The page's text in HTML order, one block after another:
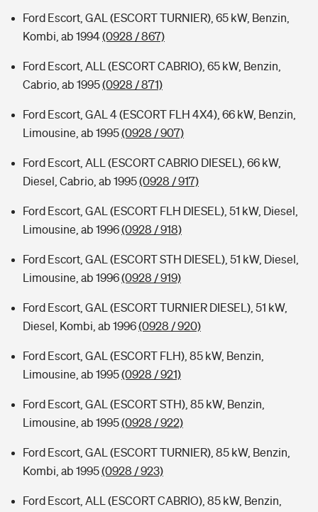
Ford Escort, GAL (ESCORT TURNIER), 65 kW, Benzin,
Kombi, ab 1994(0928 / 867)
Ford Escort, ALL (ESCORT CABRIO), 65 kW, Benzin,
Cabrio, ab 1995(0928 / 871)
Ford Escort, GAL 4 (ESCORT FLH 4X4), 66 kW, Benzin,
Limousine, ab 1995(0928 / 907)
Ford Escort, ALL (ESCORT CABRIO DIESEL), 66 kW,
Diesel, Cabrio, ab 1995(0928 / 917)
Ford Escort, GAL (ESCORT FLH DIESEL), 51 kW, Diesel,
Limousine, ab 1996(0928 / 918)
Ford Escort, GAL (ESCORT STH DIESEL), 51 kW, Diesel,
Limousine, ab 1996(0928 / 919)
Ford Escort, GAL (ESCORT TURNIER DIESEL), 51 kW,
Diesel, Kombi, ab 1996(0928 / 920)
Ford Escort, GAL (ESCORT FLH), 85 kW, Benzin,
Limousine, ab 1995(0928 / 921)
Ford Escort, GAL (ESCORT STH), 85 kW, Benzin,
Limousine, ab 1995(0928 / 922)
Ford Escort, GAL (ESCORT TURNIER), 85 kW, Benzin,
Kombi, ab 1995(0928 / 923)
Ford Escort, ALL (ESCORT CABRIO), 85 kW, Benzin,